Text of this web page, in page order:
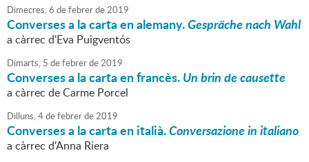
Dimecres,6 defebrerde2019
Converses a la carta en alemany.Gespräche nach Wahl
a càrrec d'Eva Puigventós
Dimarts, 5 defebrerde2019
Converses a la carta en francès.Un brin de causette
a càrrec de Carme Porcel
Dilluns,4defebrerde2019
Converses a la carta en italià.Conversazione in italiano
a càrrec d'Anna Riera